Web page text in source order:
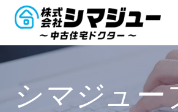
シマジュー